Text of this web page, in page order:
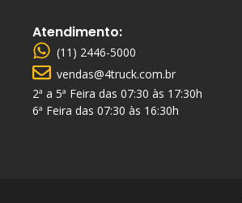
Atendimento:
(11) 2446-5000
vendas@4truck.com.br
2ª a 5ª Feira das 07:30 às 17:30h
6ª Feira das 07:30 às 16:30h